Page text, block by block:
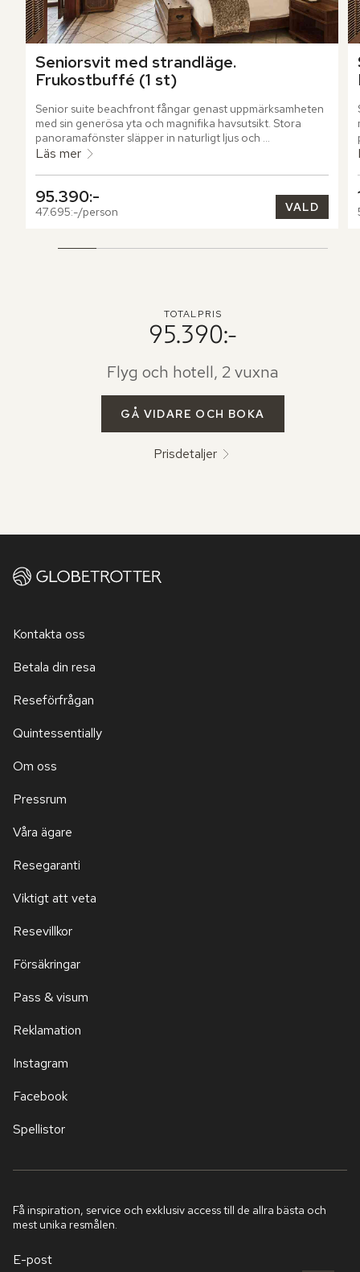
Seniorsvit med strandläge.
Frukostbuffé (1 st)
Senior suite beachfront fångar genast uppmärksamheten
med sin generösa yta och magnifika havsutsikt. Stora
panoramafönster släpper in naturligt ljus och
vardagsrummet bjuder in till sena spelkvällar och
Läs mer
95.390:-
47.695:-/person VALD
TOTALPRIS
95.390:-
Flyg och hotell, 2 vuxna
GÅ VIDARE OCH BOKA
Prisdetaljer
Kontakta oss
Betala din resa
Reseförfrågan
Quintessentially
Om oss
Pressrum
Våra ägare
Resegaranti
Viktigt att veta
Resevillkor
Försäkringar
Pass & visum
Reklamation
Instagram
Facebook
Spellistor
Få inspiration, service och exklusiv access till de allra bästa och
mest unika resmålen.
E-post